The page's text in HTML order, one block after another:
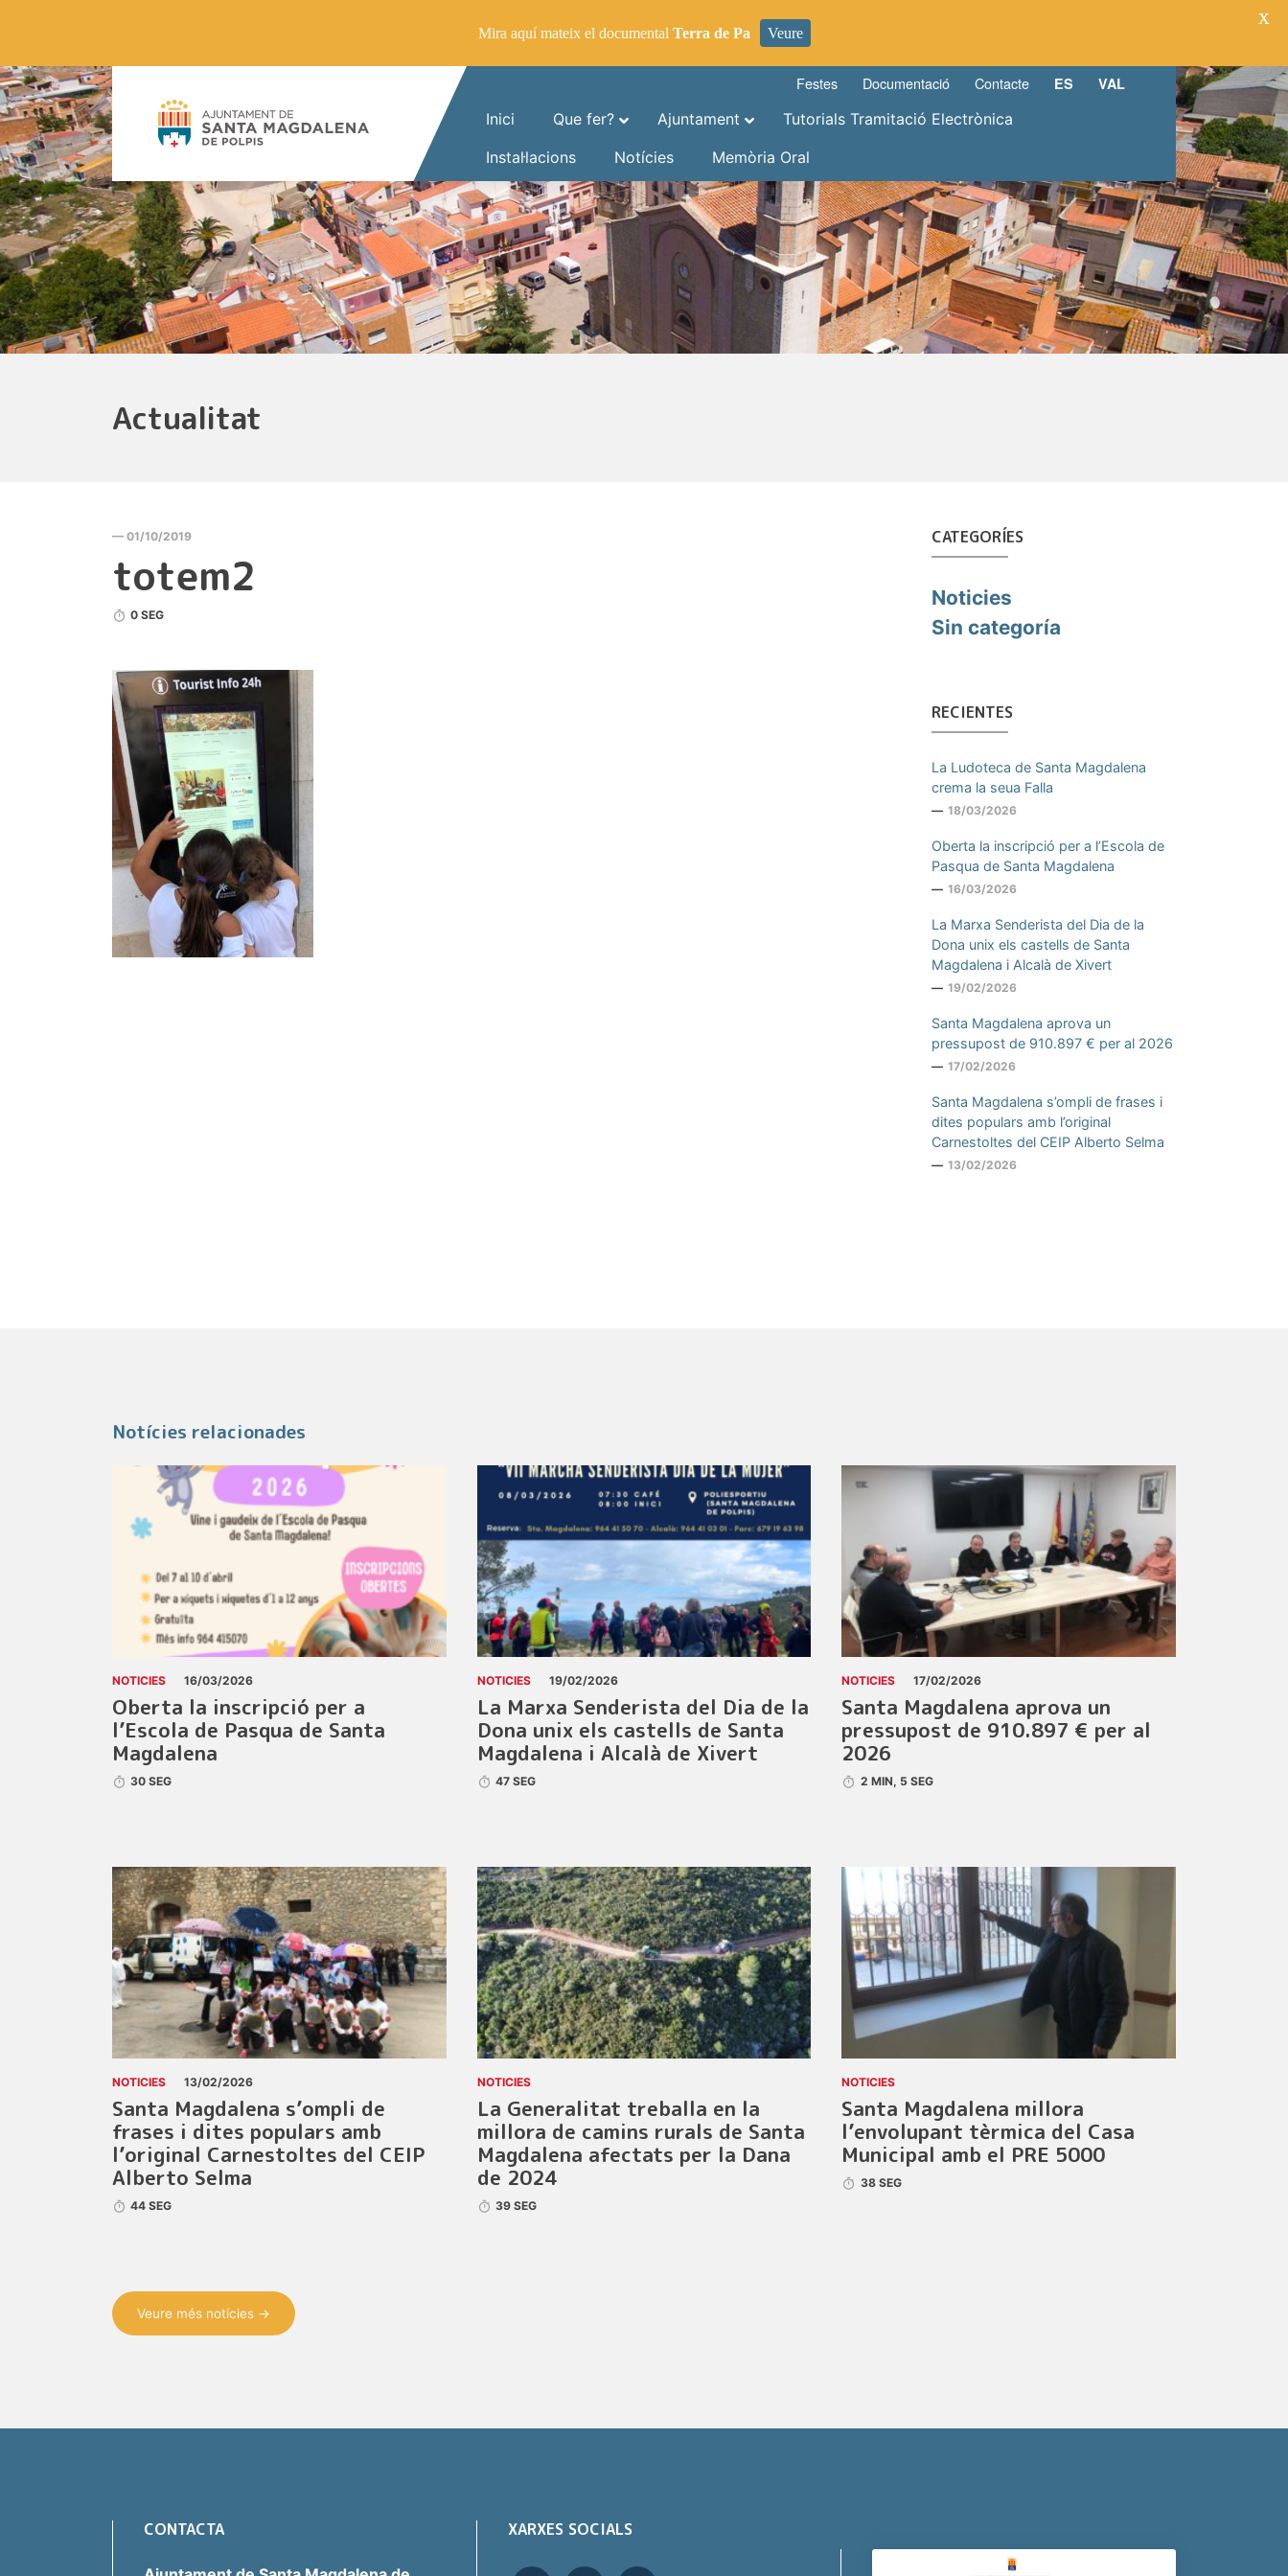
Festes Documentació Contacte ES
VAL
Inici
Que fer? Ajuntament
Tutorials Tramitació Electrònica
Instal·lacions
Notícies Memòria Oral
Actualitat
— 01/10/2019
totem2
0 SEG
CATEGORÍES
Noticies
Sin categoría
RECIENTES
La Ludoteca de Santa Magdalena
crema la seua Falla
18/03/2026
Oberta la inscripció per a l’Escola de
Pasqua de Santa Magdalena
16/03/2026
La Marxa Senderista del Dia de la
Dona unix els castells de Santa
Magdalena i Alcalà de Xivert
19/02/2026
Santa Magdalena aprova un
pressupost de 910.897 € per al 2026
17/02/2026
Santa Magdalena s’ompli de frases i
dites populars amb l’original
Carnestoltes del CEIP Alberto Selma
13/02/2026
Notícies relacionades
NOTICIES 16/03/2026
Oberta la inscripció per a
l’Escola de Pasqua de Santa
Magdalena
30 SEG
NOTICIES 19/02/2026
La Marxa Senderista del Dia de la
Dona unix els castells de Santa
Magdalena i Alcalà de Xivert
47 SEG
NOTICIES 17/02/2026
Santa Magdalena aprova un
pressupost de 910.897 € per al
2026
2 MIN, 5 SEG
NOTICIES 13/02/2026
Santa Magdalena s’ompli de
frases i dites populars amb
l’original Carnestoltes del CEIP
Alberto Selma
44 SEG
NOTICIES
La Generalitat treballa en la
millora de camins rurals de Santa
Magdalena afectats per la Dana
de 2024
39 SEG
NOTICIES
Santa Magdalena millora
l’envolupant tèrmica del Casa
Municipal amb el PRE 5000
38 SEG
Veure més notícies →
CONTACTA XARXES SOCIALS
Mira aquí mateix el documental Terra de Pa Veure
X